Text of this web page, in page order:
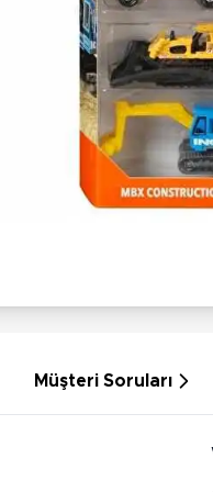
Silah Setleri
Müşteri Soruları